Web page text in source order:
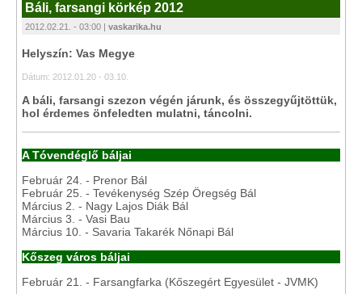
Báli, farsangi körkép 2012
2012.02.21. - 03:00 | vaskarika.hu
Helyszín: Vas Megye
Dátum: 2012.01.20 - 03.10.
A báli, farsangi szezon végén járunk, és összegyűjtöttük,
hol érdemes önfeledten mulatni, táncolni.
A Tóvendéglő báljai
Február 24. - Prenor Bál
Február 25. - Tevékenység Szép Öregség Bál
Március 2. - Nagy Lajos Diák Bál
Március 3. - Vasi Bau
Március 10. - Savaria Takarék Nőnapi Bál
Kőszeg város báljai
Február 21. - Farsangfarka (Kőszegért Egyesület - JVMK)